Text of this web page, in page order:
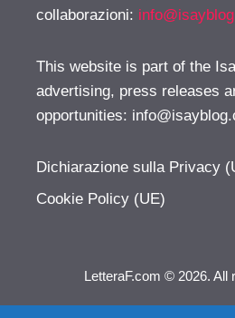
collaborazioni:
This website is part of the
advertising, press releases
opportunities:
Dichiarazione sulla Privacy
Cookie Policy (UE)
LetteraF.com © 2026. All